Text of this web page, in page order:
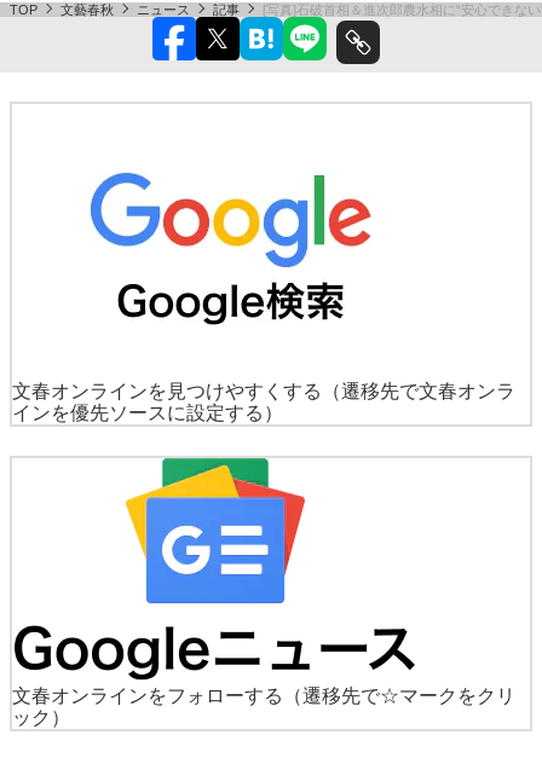
TOP 文藝春秋 ニュース 記事 [写真]石破首相＆進次郎農水相に“安心できな
文春オンラインを見つけやすくする
（遷移先で文春オンラ
インを優先ソースに設定する）
文春オンラインをフォローする
（遷移先で☆マークをクリ
ック）